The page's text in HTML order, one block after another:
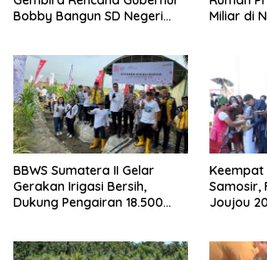
Bobby Bangun SD Negeri
Miliar di
BBWS Sumatera II Gelar
Gerakan Irigasi Bersih,
Dukung Pengairan 18.500
Keempat
Samosir,
Joujou